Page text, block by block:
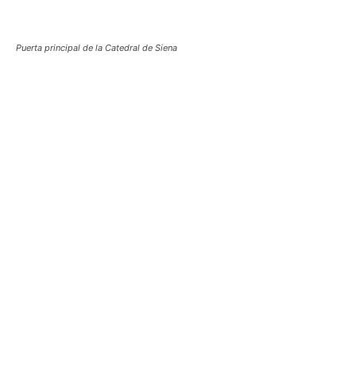
Puerta principal de la Catedral de Siena